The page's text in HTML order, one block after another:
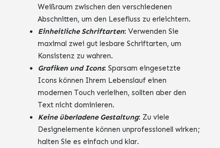
Weißraum zwischen den verschiedenen
Abschnitten, um den Lesefluss zu erleichtern.
Einheitliche Schriftarten: Verwenden Sie
maximal zwei gut lesbare Schriftarten, um
Konsistenz zu wahren.
Grafiken und Icons: Sparsam eingesetzte
Icons können Ihrem Lebenslauf einen
modernen Touch verleihen, sollten aber den
Text nicht dominieren.
Keine überladene Gestaltung: Zu viele
Designelemente können unprofessionell wirken;
halten Sie es einfach und klar.